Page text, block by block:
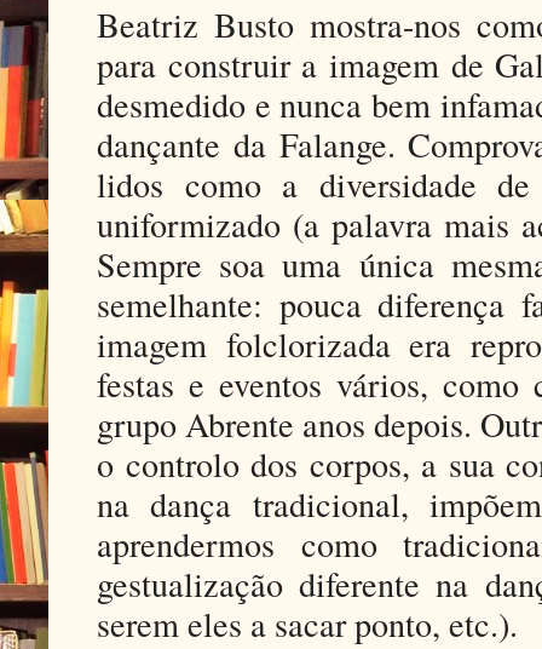
Beatriz Busto mostra-nos
para construir a imagem de
desmedido e nunca bem
dançante da Falange.
lidos como a diversidade
uniformizado (a palavra mais
Sempre soa uma única
semelhante: pouca diferença
imagem folclorizada era
festas e eventos vários, como
grupo Abrente anos depois.
o controlo dos corpos, a sua
na dança tradicional,
aprendermos como
gestualização diferente na
serem eles a sacar ponto, etc.).